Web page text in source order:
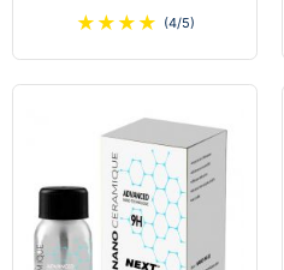
★ ★ ★ ★ (4/5)